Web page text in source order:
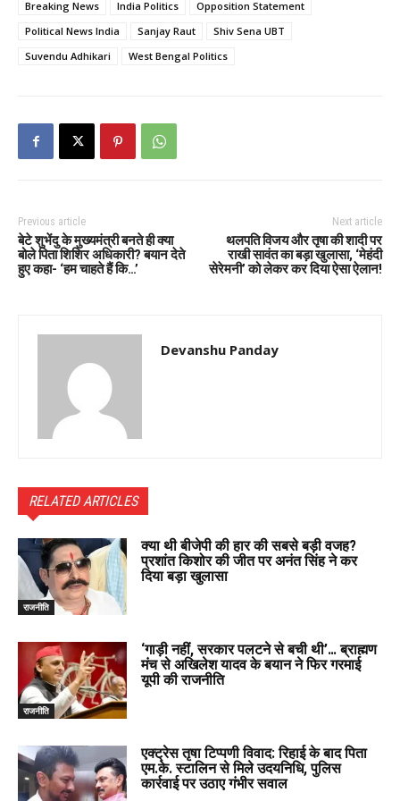
Breaking News India Politics
Opposition Statement
Political News India
Sanjay Raut
Shiv Sena UBT
Suvendu Adhikari
West Bengal Politics
Previous article
बेटे शुभेंदु के मुख्यमंत्री बनते ही क्या
बोले पिता शिशिर अधिकारी? बयान देते
हुए कहा- ‘हम चाहते हैं कि…’
Next article
थलपति विजय और तृषा की शादी पर
राखी सावंत का बड़ा खुलासा, ‘मेहंदी
सेरेमनी’ को लेकर कर दिया ऐसा ऐलान!
Devanshu Panday
RELATED ARTICLES
राजनीति
क्या थी बीजेपी की हार की सबसे बड़ी वजह?
प्रशांत किशोर की जीत पर अनंत सिंह ने कर
दिया बड़ा खुलासा
राजनीति
‘गाड़ी नहीं, सरकार पलटने से बची थी’… ब्राह्मण
मंच से अखिलेश यादव के बयान ने फिर गरमाई
यूपी की राजनीति
एक्ट्रेस तृषा टिप्पणी विवाद: रिहाई के बाद पिता
एम.के. स्टालिन से मिले उदयनिधि, पुलिस
कार्रवाई पर उठाए गंभीर सवाल